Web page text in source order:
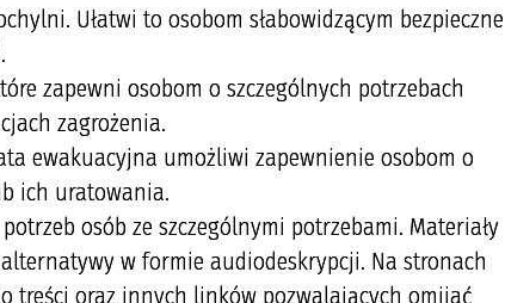
Ułatwi to osobom słabowidzącym bezpieczne
zapewni osobom o szczególnych potrzebach
zagrożenia.
ewakuacyjna umożliwi zapewnienie osobom o
ich uratowania.
osób ze szczególnymi potrzebami. Materiały
w formie audiodeskrypcji. Na stronach
treści oraz innych linków pozwalających omijać